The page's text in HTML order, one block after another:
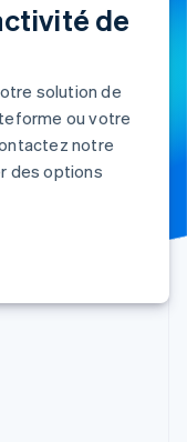
de
solution de
ou votre
notre
des options